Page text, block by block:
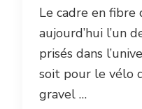
Le cadre en fibre
aujourd’hui l’un
prisés dans
soit pour le vélo
gravel …